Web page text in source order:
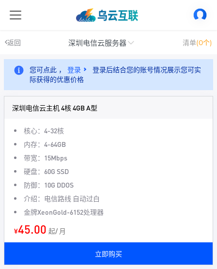
返回 深圳电信云服务器 清单(0个)
您可点此 ， 登录
登录后结合您的账号情况展示您可实
际获得的优惠价格
深圳电信云主机 4核 4GB A型
核心：4-32核
内存：4-64GB
带宽：15Mbps
硬盘：60G SSD
防御：10G DDOS
介绍：电信路线 自动过白
金牌XeonGold-6152处理器
¥45.00 起/ 月
立即购买